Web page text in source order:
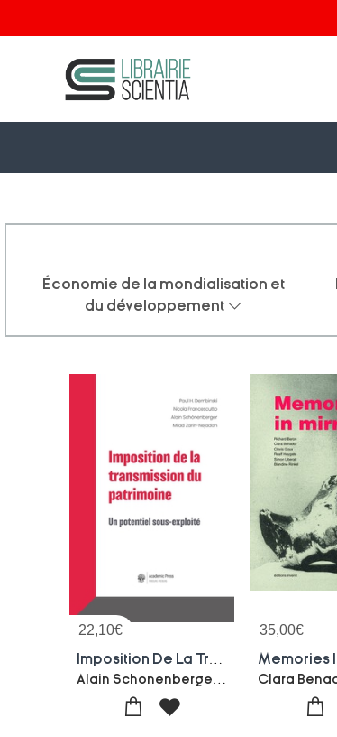
Économie de la mondialisation et
du développement
22,10€ 35,00€